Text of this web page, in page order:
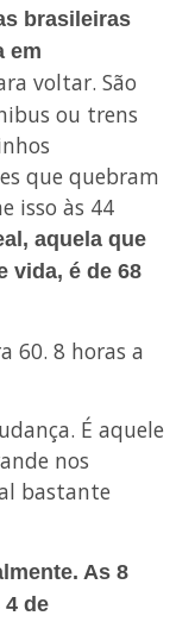
brasileiras
em
voltar. São
ou trens
que quebram
isso às 44
aquela que
vida, é de 68
60. 8 horas a
É aquele
nos
bastante
As 8
de